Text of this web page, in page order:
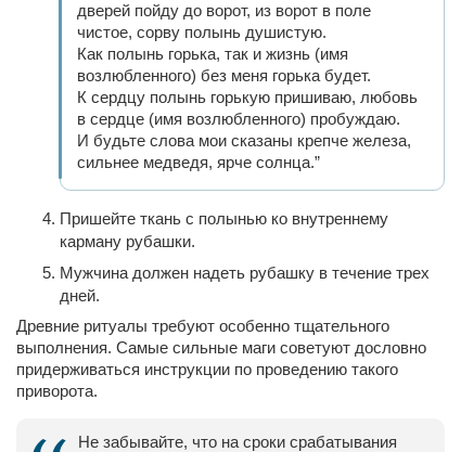
дверей пойду до ворот, из ворот в поле
чистое, сорву полынь душистую.
Как полынь горька, так и жизнь (имя
возлюбленного) без меня горька будет.
К сердцу полынь горькую пришиваю, любовь
в сердце (имя возлюбленного) пробуждаю.
И будьте слова мои сказаны крепче железа,
сильнее медведя, ярче солнца.”
Пришейте ткань с полынью ко внутреннему
карману рубашки.
Мужчина должен надеть рубашку в течение трех
дней.
Древние ритуалы требуют особенно тщательного
выполнения. Самые сильные маги советуют дословно
придерживаться инструкции по проведению такого
приворота.
Не забывайте, что на сроки срабатывания